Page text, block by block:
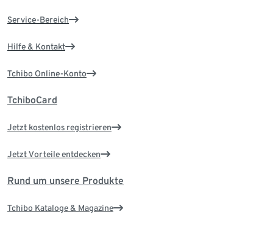
Service-Bereich
Hilfe & Kontakt
Tchibo Online-Konto
TchiboCard
Jetzt kostenlos registrieren
Jetzt Vorteile entdecken
Rund um unsere Produkte
Tchibo Kataloge & Magazine